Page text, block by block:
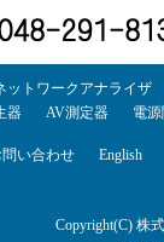
ットワークアナライザ
器 AV測定器 電
問い合わせ English
Copyright(C) 株